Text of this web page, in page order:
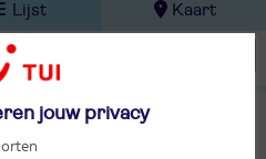
Lijst Kaart
jouw privacy